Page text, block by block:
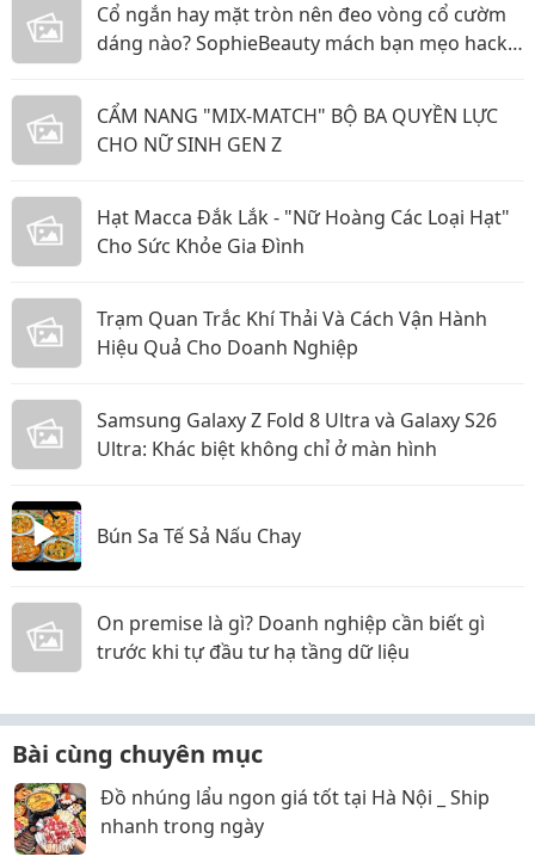
Cổ ngắn hay mặt tròn nên đeo vòng cổ cườm
dáng nào? SophieBeauty mách bạn mẹo hack
CẨM NANG "MIX-MATCH" BỘ BA QUYỀN LỰC
CHO NỮ SINH GEN Z
Hạt Macca Đắk Lắk - "Nữ Hoàng Các Loại Hạt"
Cho Sức Khỏe Gia Đình
Trạm Quan Trắc Khí Thải Và Cách Vận Hành
Hiệu Quả Cho Doanh Nghiệp
Samsung Galaxy Z Fold 8 Ultra và Galaxy S26
Ultra: Khác biệt không chỉ ở màn hình
Bún Sa Tế Sả Nấu Chay
On premise là gì? Doanh nghiệp cần biết gì
trước khi tự đầu tư hạ tầng dữ liệu
Bài cùng chuyên mục
Đồ nhúng lẩu ngon giá tốt tại Hà Nội _ Ship
nhanh trong ngày